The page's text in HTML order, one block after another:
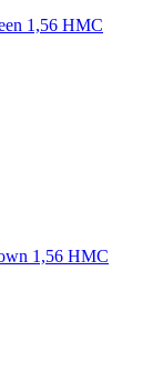
1,56 HMC
1,56 HMC